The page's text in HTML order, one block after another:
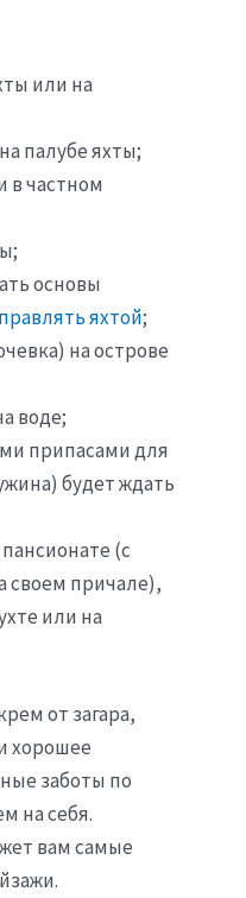
или на
палубе яхты;
в частном
основы
яхтой;
на острове
воде;
припасами для
будет ждать
(с
своем причале),
или на
от загара,
хорошее
заботы по
на себя.
вам самые